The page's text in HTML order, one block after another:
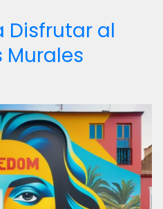
Disfrutar al
Murales